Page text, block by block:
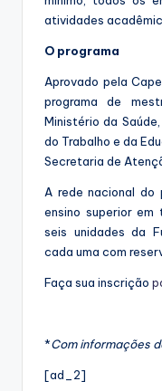
atividades
O programa
Aprovado pela
programa de
Ministério da
do Trabalho e da
Secretaria de
A rede nacional do
ensino superior
seis unidades da
cada uma com
Faça sua inscrição
*Com informações
[ad_2]